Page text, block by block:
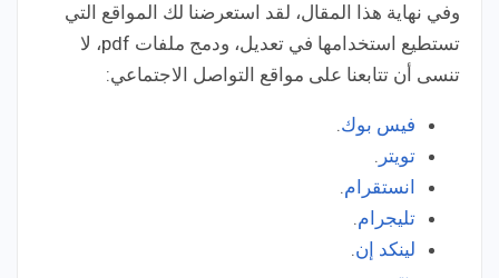
وفي نهاية هذا المقال، لقد استعرضنا لك المواقع التي
تستطيع استخدامها في تعديل، ودمج ملفات pdf، لا
تنسى أن تتابعنا على مواقع التواصل الاجتماعي:
فيس بوك.
تويتر .
انستقرام.
تليجرام.
لينكد إن.